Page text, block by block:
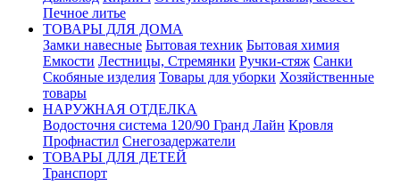
Печное литье
ТОВАРЫ ДЛЯ ДОМА
Замки навесные Бытовая техник Бытовая химия
Емкости Лестницы, Стремянки Ручки-стяж Санки
Скобяные изделия Товары для уборки Хозяйственные
товары
НАРУЖНАЯ ОТДЕЛКА
Водосточня система 120/90 Гранд Лайн Кровля
Профнастил Снегозадержатели
ТОВАРЫ ДЛЯ ДЕТЕЙ
Транспорт